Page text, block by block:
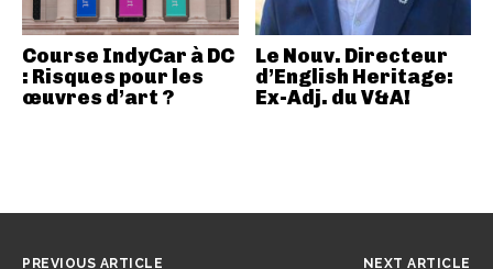
Course IndyCar à DC
: Risques pour les
œuvres d’art ?
Le Nouv. Directeur
d’English Heritage:
Ex-Adj. du V&A!
PREVIOUS ARTICLE NEXT ARTICLE